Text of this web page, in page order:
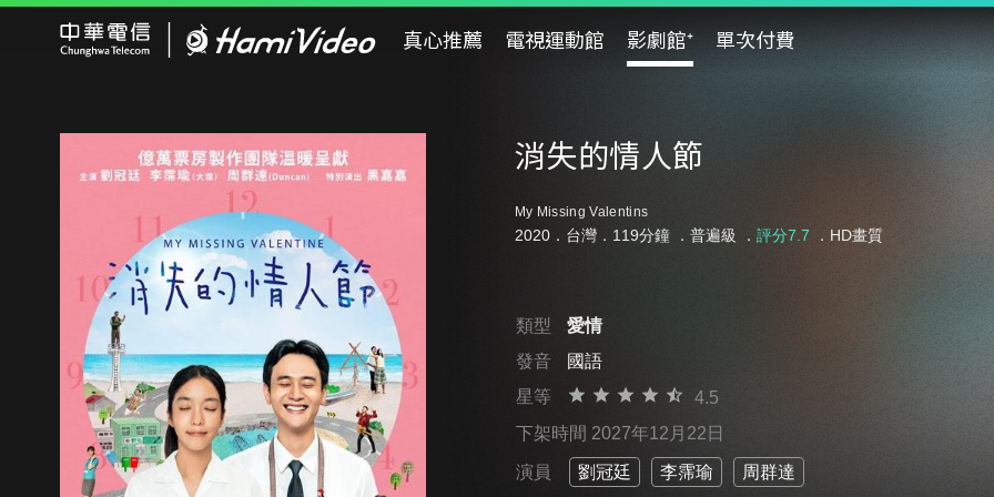
真心推薦 電視運動館 影劇館⁺ 單次付費
消失的情人節
My Missing Valentins
2020．台灣．119分鐘 ． 普遍級 ． 評分7.7 ．HD畫質
類型
愛情
發音
國語
星等
4.5
下架時間 2027年12月22日
演員 劉冠廷 李霈瑜 周群達